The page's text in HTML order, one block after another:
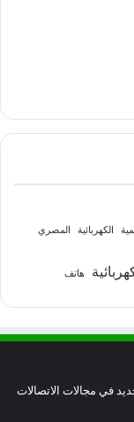
الكهربائية المصري
هاتف
في مجالات الاتصالات